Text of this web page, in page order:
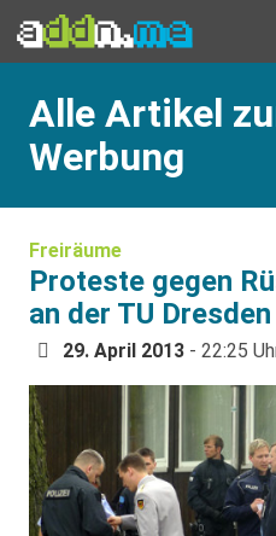
Alle Artikel
Werbung
Freiräume
Proteste gegen
an der TU Dresden
29. April 2013 - 22:25